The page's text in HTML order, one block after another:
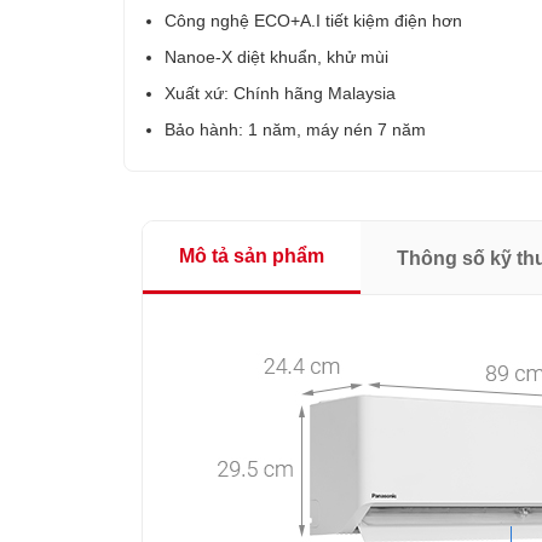
Công nghệ ECO+A.I tiết kiệm điện hơn
Nanoe-X diệt khuẩn, khử mùi
Xuất xứ: Chính hãng Malaysia
Bảo hành: 1 năm, máy nén 7 năm
Mô tả sản phẩm Thông số kỹ